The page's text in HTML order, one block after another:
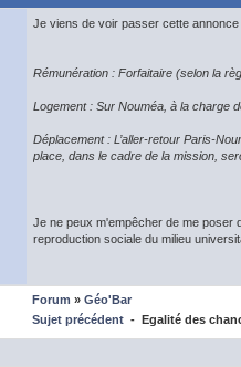
Je viens de voir passer cette
Rémunération : Forfaitaire (selon la
Logement : Sur Nouméa, à la charge
Déplacement : L’aller-retour Paris-
place, dans le cadre de la mission,
Je ne peux m'empêcher de me poser
reproduction sociale du milieu
Forum » Géo'Bar
Sujet précédent - Egalité des